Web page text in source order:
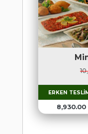
ERKEN
8,930.00